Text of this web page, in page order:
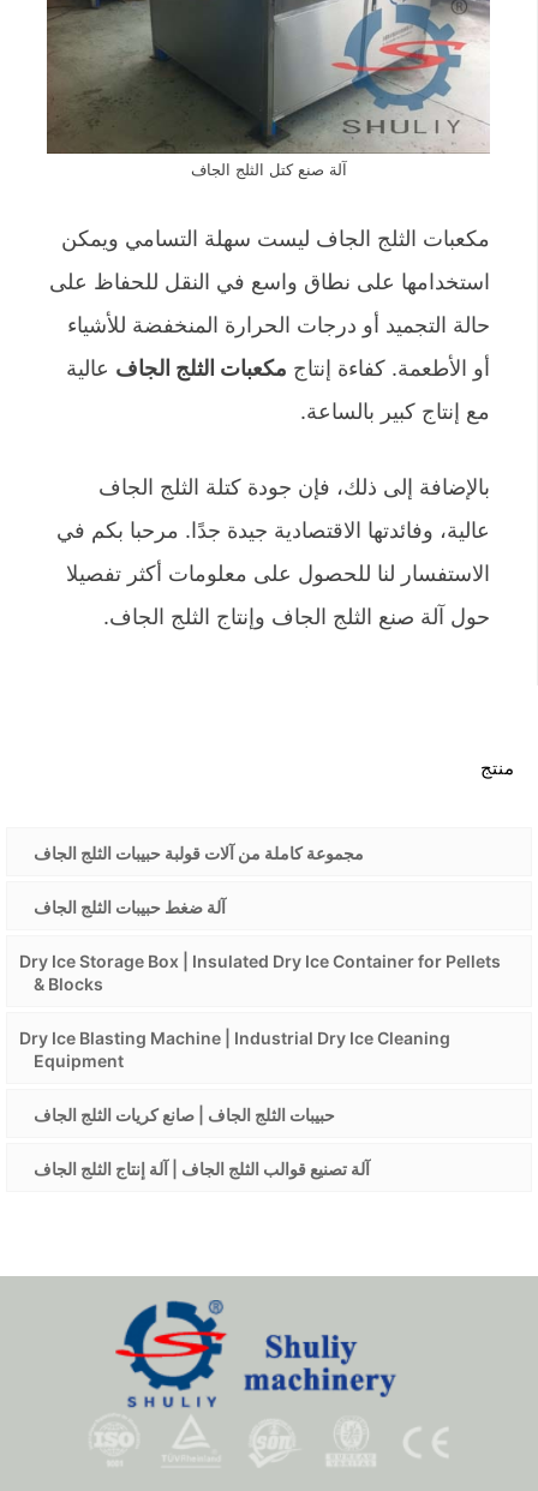
آلة صنع كتل الثلج الجاف
مكعبات الثلج الجاف ليست سهلة التسامي ويمكن
استخدامها على نطاق واسع في النقل للحفاظ على
حالة التجميد أو درجات الحرارة المنخفضة للأشياء
أو الأطعمة. كفاءة إنتاج مكعبات الثلج الجاف عالية
مع إنتاج كبير بالساعة.
بالإضافة إلى ذلك، فإن جودة كتلة الثلج الجاف
عالية، وفائدتها الاقتصادية جيدة جدًا. مرحبا بكم في
الاستفسار لنا للحصول على معلومات أكثر تفصيلا
حول آلة صنع الثلج الجاف وإنتاج الثلج الجاف.
منتج
مجموعة كاملة من آلات قولبة حبيبات الثلج الجاف
آلة ضغط حبيبات الثلج الجاف
Dry Ice Storage Box | Insulated Dry Ice Container for Pellets
& Blocks
Dry Ice Blasting Machine | Industrial Dry Ice Cleaning
Equipment
حبيبات الثلج الجاف | صانع كريات الثلج الجاف
آلة تصنيع قوالب الثلج الجاف | آلة إنتاج الثلج الجاف